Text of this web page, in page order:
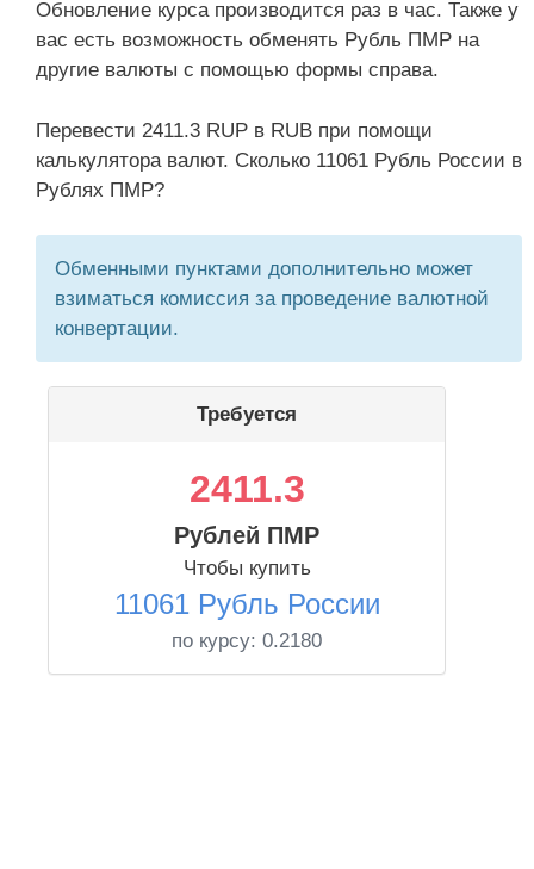
Обновление курса производится раз в час. Также у
вас есть возможность обменять Рубль ПМР на
другие валюты с помощью формы справа.
Перевести 2411.3 RUP в RUB при помощи
калькулятора валют. Сколько 11061 Рубль России в
Рублях ПМР?
Обменными пунктами дополнительно может
взиматься комиссия за проведение валютной
конвертации.
Требуется
2411.3
Рублей ПМР
Чтобы купить
11061 Рубль России
по курсу: 0.2180